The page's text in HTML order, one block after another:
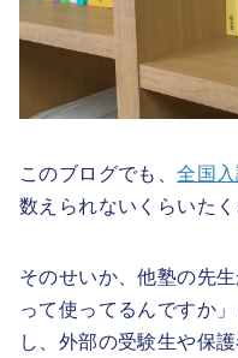
このブログでも、全国
数えられないくらいた
そのせいか、他塾の先
って使ってるんですか
し、外部の受験生や保